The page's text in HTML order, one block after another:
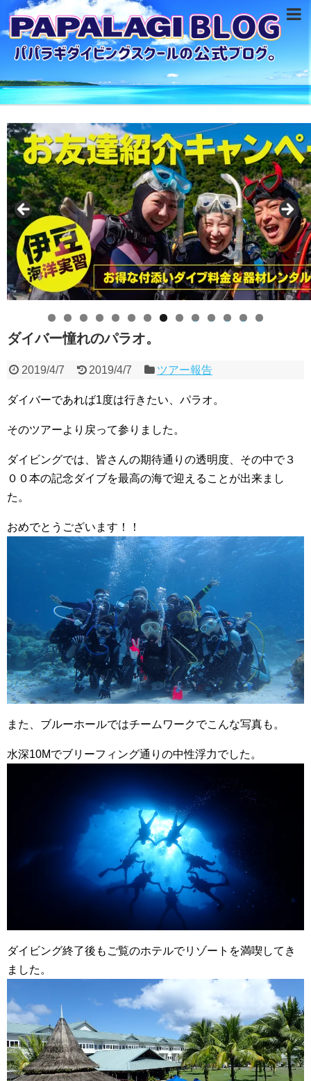
0 1 2 3 4
ダイバー憧れのパラオ。
2019/4/7 2019/4/7 ツアー報告
ダイバーであれば1度は行きたい、パラオ。
そのツアーより戻って参りました。
ダイビングでは、皆さんの期待通りの透明度、その中で３
００本の記念ダイブを最高の海で迎えることが出来まし
た。
おめでとうございます！！
また、ブルーホールではチームワークでこんな写真も。
水深10Mでブリーフィング通りの中性浮力でした。
ダイビング終了後もご覧のホテルでリゾートを満喫してき
ました。